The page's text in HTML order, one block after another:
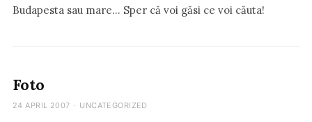
Budapesta sau mare… Sper că voi găsi ce voi căuta!
Foto
24 APRIL 2007 · UNCATEGORIZED